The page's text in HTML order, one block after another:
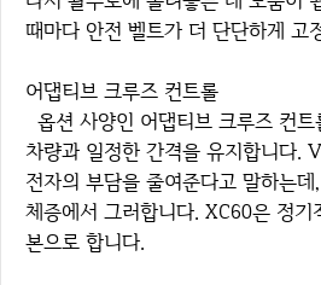
때마다 안전 벨트가 더 단단하게 고
어댑티브 크루즈 컨트롤
옵션 사양인 어댑티브 크루즈 컨트롤(고급 패키지)은 전방
차량과 일정한 간격을 유지합니다.
전자의 부담을 줄여준다고 말하는
체증에서 그러합니다. XC60은 정기
본으로 합니다.